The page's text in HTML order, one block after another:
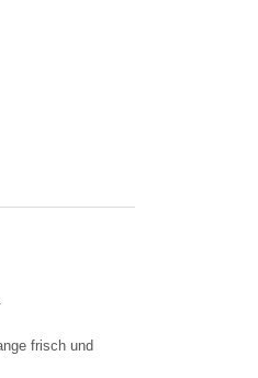
frisch und